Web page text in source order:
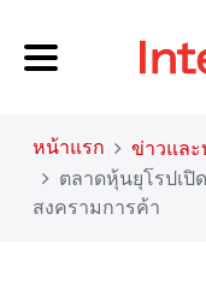
หน้าแรก ข่าวและ
ตลาดหุ้นยุโรปเปิ
สงครามการค้า